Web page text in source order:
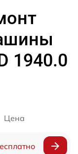
1940.0
Цена